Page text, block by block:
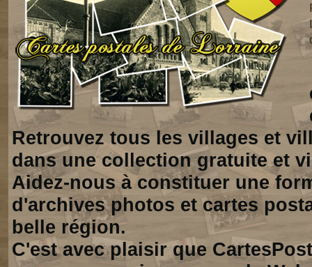
Retrouvez tous les villages et
dans une collection gratuite et
Aidez-nous à constituer une
d'archives photos et cartes
belle région.
C'est avec plaisir que